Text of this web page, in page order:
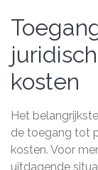
kosten
Het
de toegang tot
kosten. Voor
uitdagende